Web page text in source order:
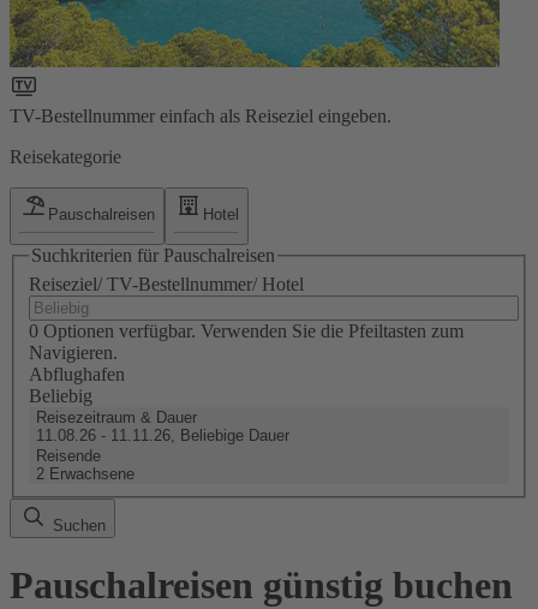
TV-Bestellnummer einfach als Reiseziel eingeben.
Reisekategorie
Pauschalreisen Hotel
Suchkriterien für Pauschalreisen
Reiseziel/ TV-Bestellnummer/ Hotel
0 Optionen verfügbar. Verwenden Sie die Pfeiltasten zum
Navigieren.
Abflughafen
Beliebig
Reisezeitraum & Dauer
11.08.26 - 11.11.26, Beliebige Dauer
Reisende
2 Erwachsene
Suchen
Pauschalreisen günstig buchen